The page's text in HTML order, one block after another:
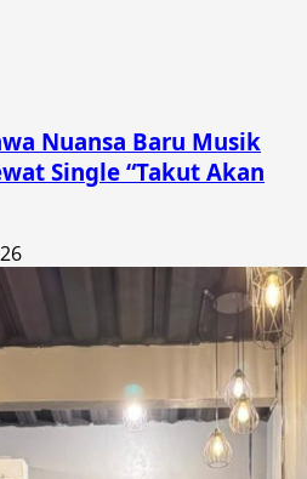
Nuansa Baru Musik
Single “Takut Akan